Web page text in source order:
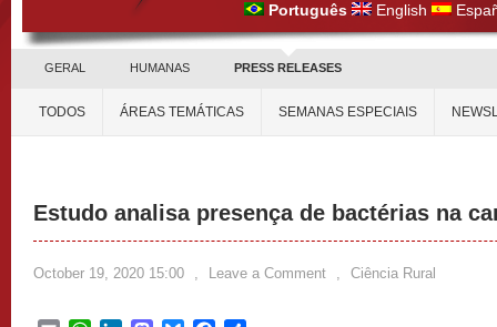
Português English
GERAL HUMANAS PRESS RELEASES
TODOS ÁREAS TEMÁTICAS SEMANAS ESPECIAIS
Estudo analisa presença de bactérias na
October 19, 2020 15:00 , Leave a Comment , Ciência Rural